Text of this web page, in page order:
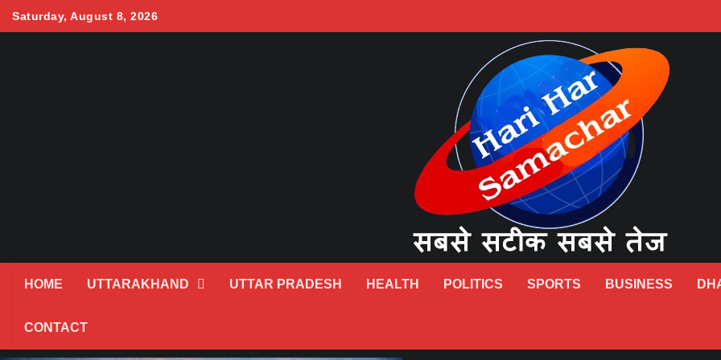
Saturday, August 8, 2026
HOME UTTARAKHAND UTTAR PRADESH HEALTH POLITICS SPORTS BUSINESS
CONTACT